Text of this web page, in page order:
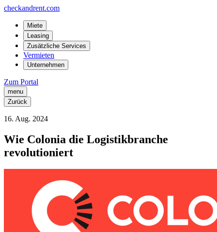
checkandrent.com
Miete
Leasing
Zusätzliche Services
Vermieten
Unternehmen
Zum Portal
menu
Zurück
16. Aug. 2024
Wie Colonia die Logistikbranche
revolutioniert